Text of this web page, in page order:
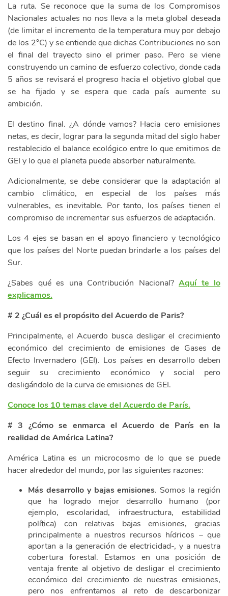
La ruta. Se reconoce que la suma de los Compromisos
Nacionales actuales no nos lleva a la meta global deseada
(de limitar el incremento de la temperatura muy por debajo
de los 2°C) y se entiende que dichas Contribuciones no son
el final del trayecto sino el primer paso. Pero se viene
construyendo un camino de esfuerzo colectivo, donde cada
5 años se revisará el progreso hacia el objetivo global que
se ha fijado y se espera que cada país aumente su
ambición.
El destino final. ¿A dónde vamos? Hacia cero emisiones
netas, es decir, lograr para la segunda mitad del siglo haber
restablecido el balance ecológico entre lo que emitimos de
GEI y lo que el planeta puede absorber naturalmente.
Adicionalmente, se debe considerar que la adaptación al
cambio climático, en especial de los países más
vulnerables, es inevitable. Por tanto, los países tienen el
compromiso de incrementar sus esfuerzos de adaptación.
Los 4 ejes se basan en el apoyo financiero y tecnológico
que los países del Norte puedan brindarle a los países del
Sur.
¿Sabes qué es una Contribución Nacional? Aquí te lo
explicamos.
# 2 ¿Cuál es el propósito del Acuerdo de Paris?
Principalmente, el Acuerdo busca desligar el crecimiento
económico del crecimiento de emisiones de Gases de
Efecto Invernadero (GEI). Los países en desarrollo deben
seguir su crecimiento económico y social pero
desligándolo de la curva de emisiones de GEI.
Conoce los 10 temas clave del Acuerdo de París.
# 3 ¿Cómo se enmarca el Acuerdo de París en la
realidad de América Latina?
América Latina es un microcosmo de lo que se puede
hacer alrededor del mundo, por las siguientes razones:
Más desarrollo y bajas emisiones. Somos la región
que ha logrado mejor desarrollo humano (por
ejemplo, escolaridad, infraestructura, estabilidad
política) con relativas bajas emisiones, gracias
principalmente a nuestros recursos hídricos – que
aportan a la generación de electricidad-, y a nuestra
cobertura forestal. Estamos en una posición de
ventaja frente al objetivo de desligar el crecimiento
económico del crecimiento de nuestras emisiones,
pero nos enfrentamos al reto de descarbonizar